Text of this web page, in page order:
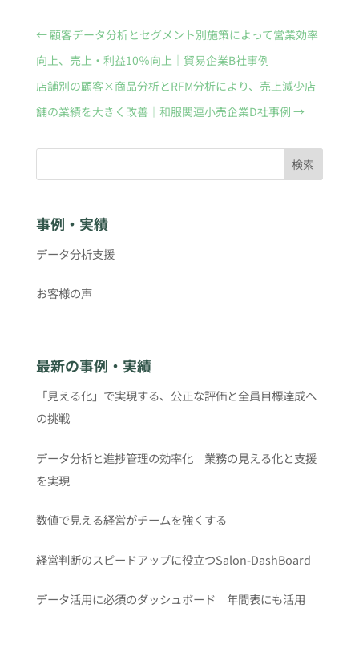
← 顧客データ分析とセグメント別施策によって営業効率
向上、売上・利益10％向上｜貿易企業B社事例
店舗別の顧客×商品分析とRFM分析により、売上減少店
舗の業績を大きく改善｜和服関連小売企業D社事例 →
検索
事例・実績
データ分析支援
お客様の声
最新の事例・実績
「見える化」で実現する、公正な評価と全員目標達成へ
の挑戦
データ分析と進捗管理の効率化 業務の見える化と支援
を実現
数値で見える経営がチームを強くする
経営判断のスピードアップに役立つSalon-DashBoard
データ活用に必須のダッシュボード 年間表にも活用